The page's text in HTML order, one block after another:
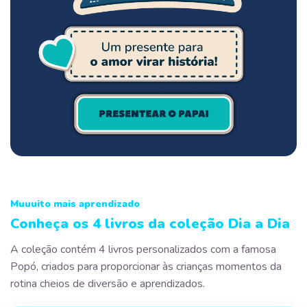
Muuuito mais aprendizado
Conheça os 4 livros da coleção Dia a Dia
A coleção contém 4 livros personalizados com a famosa
Popó, criados para proporcionar às crianças momentos da
rotina cheios de diversão e aprendizados.